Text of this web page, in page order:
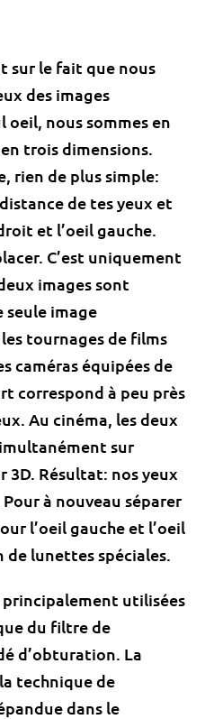
sur le fait que nous
des images
oeil, nous sommes en
trois dimensions.
rien de plus simple:
de tes yeux et
et l’oeil gauche.
C’est uniquement
images sont
seule image
tournages de films
caméras équipées de
correspond à peu près
Au cinéma, les deux
sur
3D. Résultat: nos yeux
à nouveau séparer
l’oeil gauche et l’oeil
de lunettes spéciales.
utilisées
du filtre de
d’obturation. La
technique de
dans le